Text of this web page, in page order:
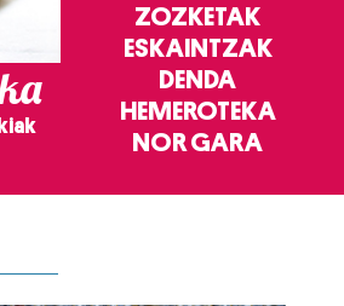
ZOZKETAK
ESKAINTZAK
DENDA
HEMEROTEKA
NOR GARA